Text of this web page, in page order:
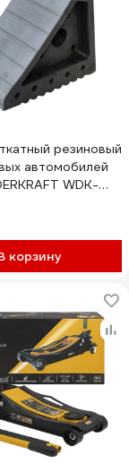
резиновый
автомобилей
WDK-
корзину